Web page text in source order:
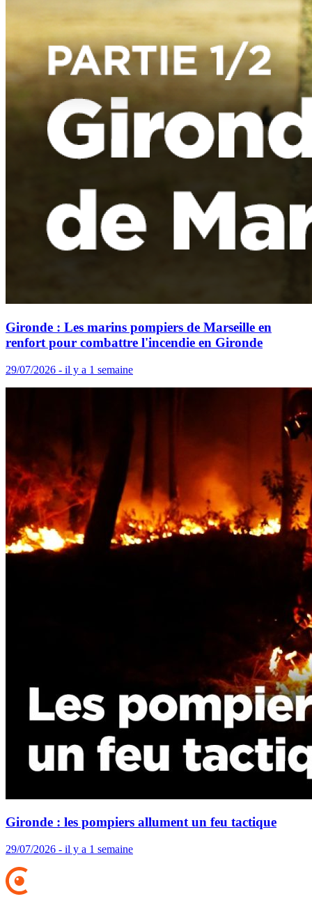
Gironde : Les marins pompiers de Marseille en
renfort pour combattre l'incendie en Gironde
29/07/2026 - il y a 1 semaine
Gironde : les pompiers allument un feu tactique
29/07/2026 - il y a 1 semaine